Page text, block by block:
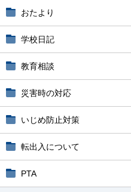
おたより
学校日記
教育相談
災害時の対応
いじめ防止対策
転出入について
PTA